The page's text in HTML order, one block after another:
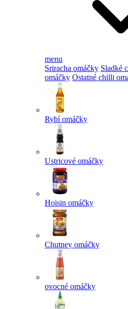
menu
Sriracha omáčky Sladké
omáčky Ostatné chilli
Rybí omáčky
Ustricové omáčky
Hoisin omáčky
Chutney omáčky
ovocné omáčky